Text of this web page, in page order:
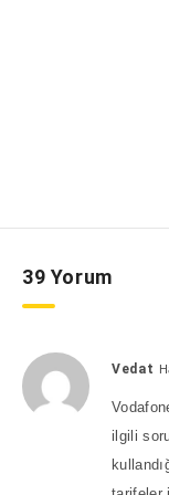
39 Yorum
Vedat
ilgili